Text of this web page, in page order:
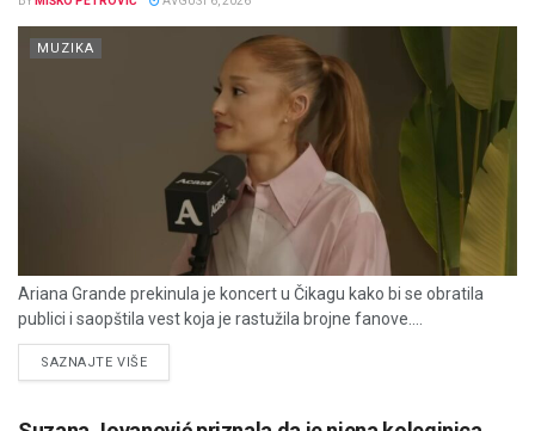
MUZIKA
Ariana Grande prekinula je koncert u Čikagu kako bi se obratila
publici i saopštila vest koja je rastužila brojne fanove....
SAZNAJTE VIŠEDETAILS